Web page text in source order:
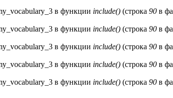
в функции include() (строка 90 в
в функции include() (строка 90 в
в функции include() (строка 90 в
в функции include() (строка 90 в
в функции include() (строка 90 в